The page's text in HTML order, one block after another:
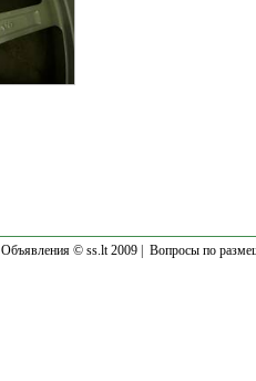
Объявления © ss.lt 2009 | Вопросы по